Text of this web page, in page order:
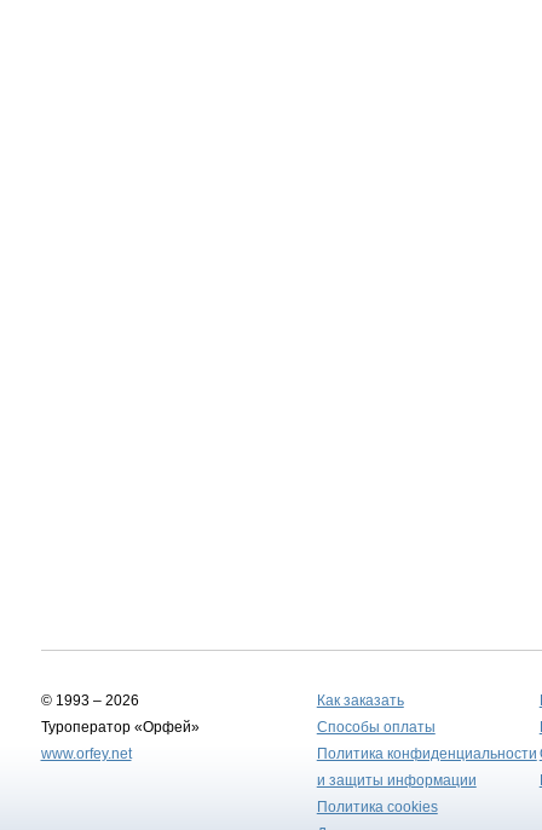
© 1993 – 2026
Туроператор «Орфей»
www.orfey.net
Как заказать
Способы оплаты
Политика конфиденциальности
и защиты информации
Политика cookies